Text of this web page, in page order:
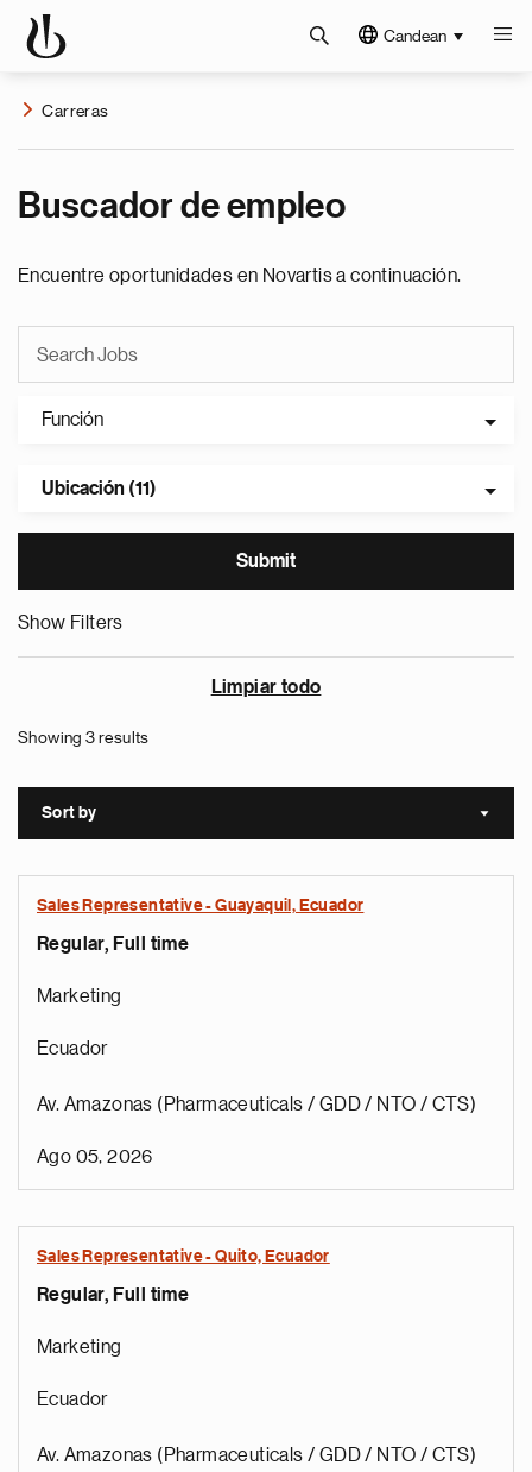
Candean
Carreras
Buscador de empleo
Encuentre oportunidades en Novartis a continuación.
Función
Ubicación (11)
Show Filters
Limpiar todo
Showing 3 results
Sort by Sort
Sales Representative - Guayaquil, Ecuador
Regular, Full time
Marketing
Ecuador
Av. Amazonas (Pharmaceuticals / GDD / NTO / CTS)
Ago 05, 2026
Sales Representative - Quito, Ecuador
Regular, Full time
Marketing
Ecuador
Av. Amazonas (Pharmaceuticals / GDD / NTO / CTS)